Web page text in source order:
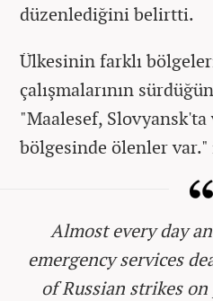
düzenlediğini belirtti.
Ülkesinin farklı
çalışmalarının
"Maalesef,
bölgesinde ölenler
Almost every day
emergency services
of Russian strikes